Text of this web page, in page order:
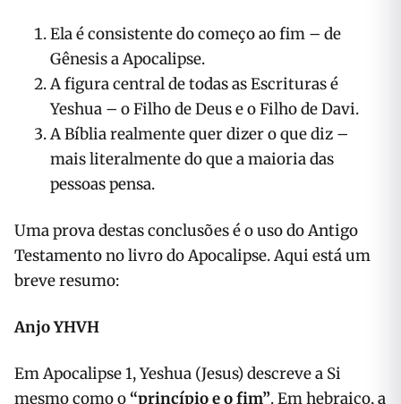
Ela é consistente do começo ao fim – de
Gênesis a Apocalipse.
A figura central de todas as Escrituras é
Yeshua – o Filho de Deus e o Filho de Davi.
A Bíblia realmente quer dizer o que diz –
mais literalmente do que a maioria das
pessoas pensa.
Uma prova destas conclusões é o uso do Antigo
Testamento no livro do Apocalipse. Aqui está um
breve resumo:
Anjo YHVH
Em Apocalipse 1, Yeshua (Jesus) descreve a Si
mesmo como o“princípio e o fim”. Em hebraico, a